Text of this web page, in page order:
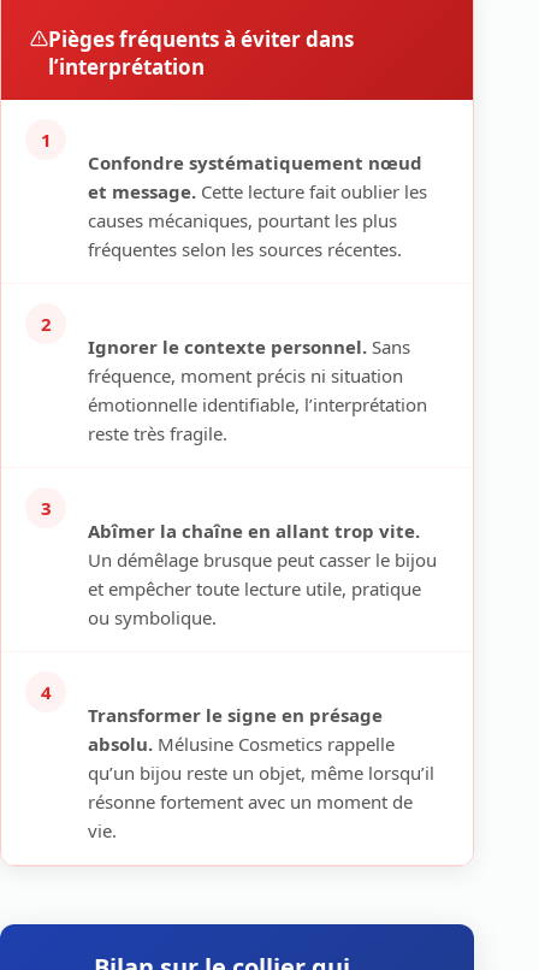
Pièges fréquents à éviter dans
l’interprétation
1
Confondre systématiquement nœud
et message. Cette lecture fait oublier les
causes mécaniques, pourtant les plus
fréquentes selon les sources récentes.
2
Ignorer le contexte personnel. Sans
fréquence, moment précis ni situation
émotionnelle identifiable, l’interprétation
reste très fragile.
3
Abîmer la chaîne en allant trop vite.
Un démêlage brusque peut casser le bijou
et empêcher toute lecture utile, pratique
ou symbolique.
4
Transformer le signe en présage
absolu. Mélusine Cosmetics rappelle
qu’un bijou reste un objet, même lorsqu’il
résonne fortement avec un moment de
vie.